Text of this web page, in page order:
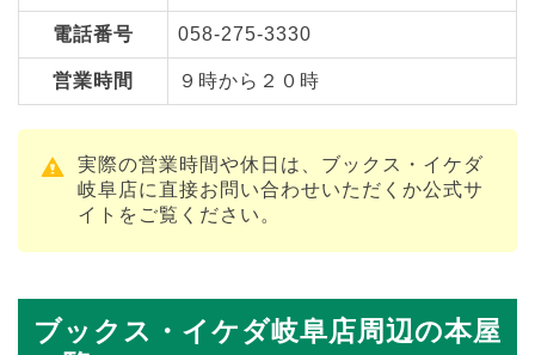
電話番号 058-275-3330
営業時間 ９時から２０時
実際の営業時間や休日は、ブックス・イケダ
岐阜店に直接お問い合わせいただくか公式サ
イトをご覧ください。
ブックス・イケダ岐阜店周辺の本屋